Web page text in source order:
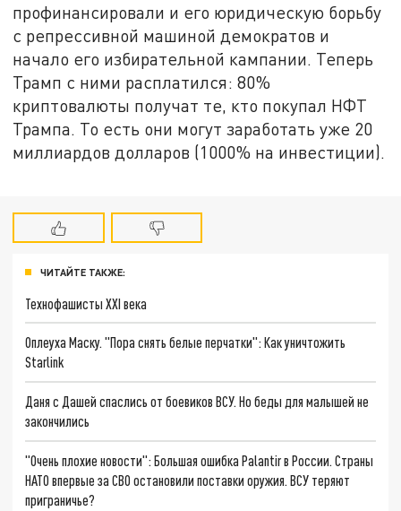
профинансировали и его юридическую борьбу
с репрессивной машиной демократов и
начало его избирательной кампании. Теперь
Трамп с ними расплатился: 80%
криптовалюты получат те, кто покупал НФТ
Трампа. То есть они могут заработать уже 20
миллиардов долларов (1000% на инвестиции).
ЧИТАЙТЕ ТАКЖЕ:
Технофашисты XXI века
Оплеуха Маску. "Пора снять белые перчатки": Как уничтожить
Starlink
Даня с Дашей спаслись от боевиков ВСУ. Но беды для малышей не
закончились
"Очень плохие новости": Большая ошибка Palantir в России. Страны
НАТО впервые за СВО остановили поставки оружия. ВСУ теряют
приграничье?